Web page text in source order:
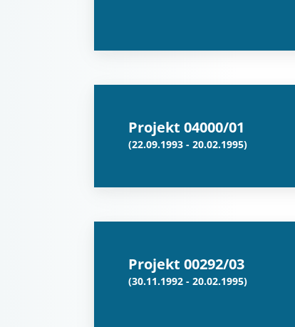
Projekt 04000/01
(22.09.1993 - 20.02.1995)
Projekt 00292/03
(30.11.1992 - 20.02.1995)